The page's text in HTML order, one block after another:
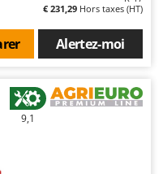
€ 231,29 Hors taxes (HT)
Alertez-moi
9,1